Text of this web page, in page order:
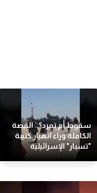
سقوط أم تمرد؟.. القصة
الكاملة وراء انهيار كتيبة
"تسبار" الإسرائيلية